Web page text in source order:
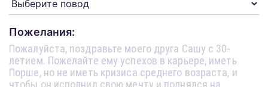
Пожелания: